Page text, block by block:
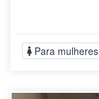
Para mulheres